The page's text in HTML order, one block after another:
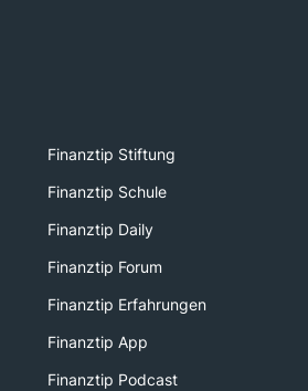
Finanztip Stiftung
Finanztip Schule
Finanztip Daily
Finanztip Forum
Finanztip Erfahrungen
Finanztip App
Finanztip Podcast